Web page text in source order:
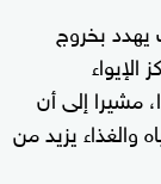
بخروج
مشيرا إلى أن
والغذاء يزيد من